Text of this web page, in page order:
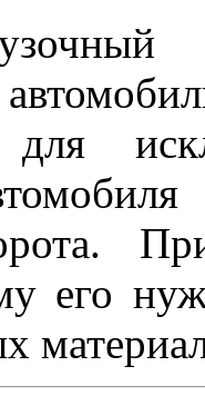
для
его